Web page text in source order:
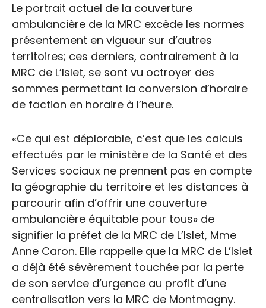
Le portrait actuel de la couverture
ambulancière de la MRC excède les normes
présentement en vigueur sur d’autres
territoires; ces derniers, contrairement à la
MRC de L’Islet, se sont vu octroyer des
sommes permettant la conversion d’horaire
de faction en horaire à l’heure.
«Ce qui est déplorable, c’est que les calculs
effectués par le ministère de la Santé et des
Services sociaux ne prennent pas en compte
la géographie du territoire et les distances à
parcourir afin d’offrir une couverture
ambulancière équitable pour tous» de
signifier la préfet de la MRC de L’Islet, Mme
Anne Caron. Elle rappelle que la MRC de L’Islet
a déjà été sévèrement touchée par la perte
de son service d’urgence au profit d’une
centralisation vers la MRC de Montmagny.